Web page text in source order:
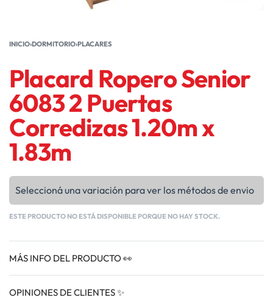
INICIO›DORMITORIO›PLACARES
Placard Ropero Senior
6083 2 Puertas
Corredizas 1.20m x
1.83m
Seleccioná una variación para ver los métodos de envio
ESTE PRODUCTO NO ESTÁ DISPONIBLE PORQUE NO HAY STOCK.
MÁS INFO DEL PRODUCTO 👀
OPINIONES DE CLIENTES ✨